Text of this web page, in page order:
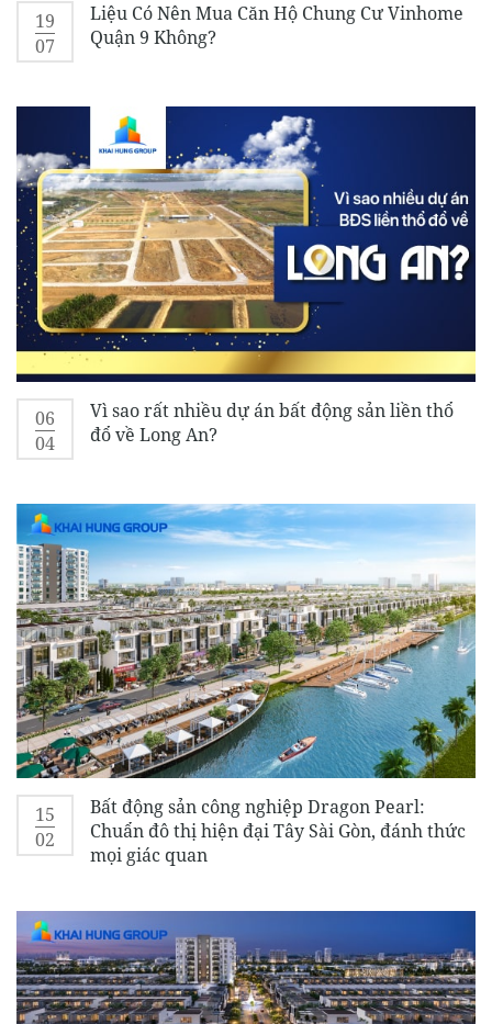
19
07
Liệu Có Nên Mua Căn Hộ Chung Cư Vinhome
Quận 9 Không?
06
04
Vì sao rất nhiều dự án bất động sản liền thổ
đổ về Long An?
15
02
Bất động sản công nghiệp Dragon Pearl:
Chuẩn đô thị hiện đại Tây Sài Gòn, đánh thức
mọi giác quan